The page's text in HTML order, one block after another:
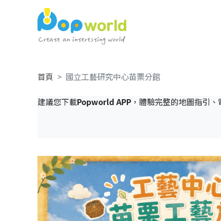
首頁 國立工藝研究中心苗栗分館
建議您下載Popworld APP，體驗完整的地圖指引